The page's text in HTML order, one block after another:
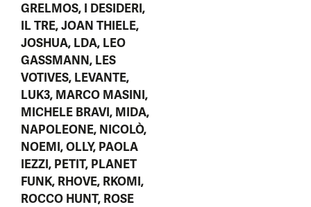
GRELMOS, I DESIDERI,
IL TRE, JOAN THIELE,
JOSHUA, LDA, LEO
GASSMANN, LES
VOTIVES, LEVANTE,
LUK3, MARCO MASINI,
MICHELE BRAVI, MIDA,
NAPOLEONE, NICOLÒ,
NOEMI, OLLY, PAOLA
IEZZI, PETIT, PLANET
FUNK, RHOVE, RKOMI,
ROCCO HUNT, ROSE